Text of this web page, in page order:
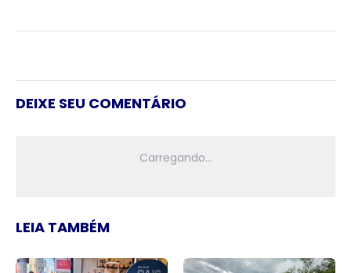
DEIXE SEU COMENTÁRIO
LEIA TAMBÉM